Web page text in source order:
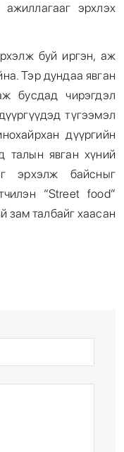
эрхлэх
буй иргэн, аж
Тэр дундаа явган
бусдад чирэгдэл
түгээмэл
дүүргийн
талын явган хүний
эрхэлж байсныг
“Street food”
зам талбайг хаасан